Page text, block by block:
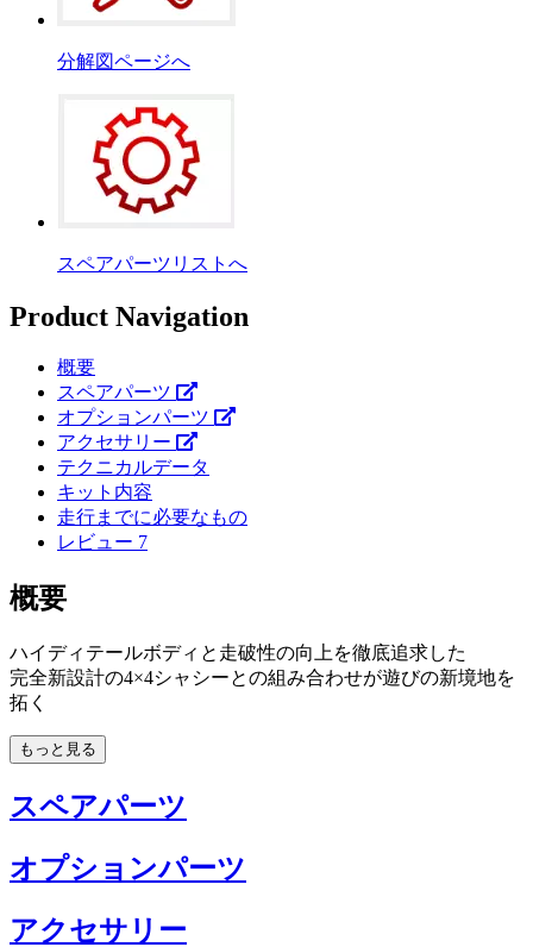
分解図ページへ
スペアパーツリストへ
Product Navigation
概要
スペアパーツ
オプションパーツ
アクセサリー
テクニカルデータ
キット内容
走行までに必要なもの
レビュー 7
概要
ハイディテールボディと走破性の向上を徹底追求した
完全新設計の4×4シャシーとの組み合わせが遊びの新境地を
拓く
もっと見る
スペアパーツ
オプションパーツ
アクセサリー